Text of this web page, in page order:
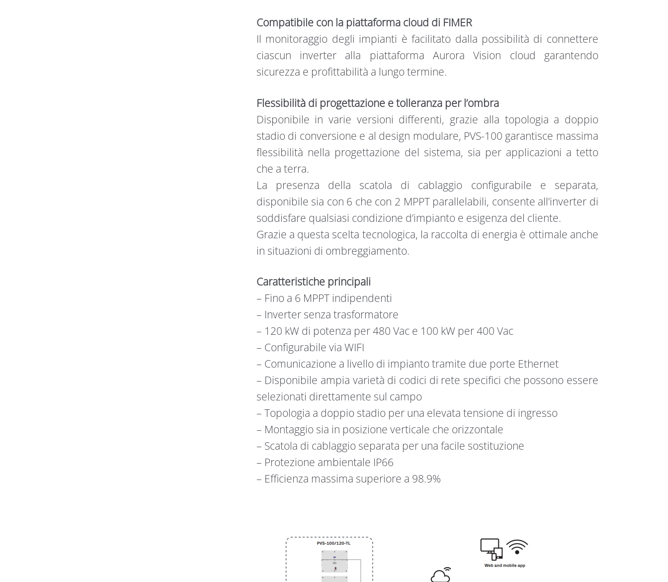
Compatibile con la piattaforma cloud di FIMER
Il monitoraggio degli impianti è facilitato dalla possibilità di connettere
ciascun inverter alla piattaforma Aurora Vision cloud garantendo
sicurezza e profittabilità a lungo termine.
Flessibilità di progettazione e tolleranza per l’ombra
Disponibile in varie versioni differenti, grazie alla topologia a doppio
stadio di conversione e al design modulare, PVS-100 garantisce massima
flessibilità nella progettazione del sistema, sia per applicazioni a tetto
che a terra.
La presenza della scatola di cablaggio configurabile e separata,
disponibile sia con 6 che con 2 MPPT parallelabili, consente all’inverter di
soddisfare qualsiasi condizione d’impianto e esigenza del cliente.
Grazie a questa scelta tecnologica, la raccolta di energia è ottimale anche
in situazioni di ombreggiamento.
Caratteristiche principali
– Fino a 6 MPPT indipendenti
– Inverter senza trasformatore
– 120 kW di potenza per 480 Vac e 100 kW per 400 Vac
– Configurabile via WIFI
– Comunicazione a livello di impianto tramite due porte Ethernet
– Disponibile ampia varietà di codici di rete specifici che possono essere
selezionati direttamente sul campo
– Topologia a doppio stadio per una elevata tensione di ingresso
– Montaggio sia in posizione verticale che orizzontale
– Scatola di cablaggio separata per una facile sostituzione
– Protezione ambientale IP66
– Efficienza massima superiore a 98.9%